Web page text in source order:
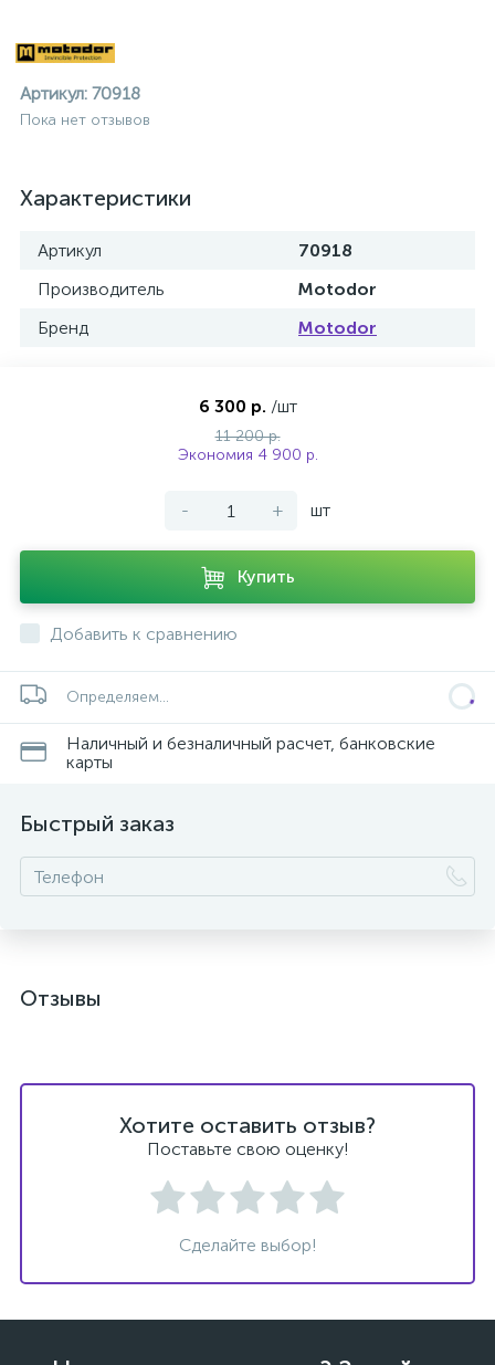
Артикул: 70918
Пока нет отзывов
Характеристики
Артикул
70918
Производитель
Motodor
Бренд
Motodor
6 300 р. /шт
11 200 р.
Экономия 4 900 р.
- + шт
Купить
Добавить к сравнению
Определяем...
Наличный и безналичный расчет, банковские
карты
Быстрый заказ
Отзывы
Хотите оставить отзыв?
Поставьте свою оценку!
Сделайте выбор!